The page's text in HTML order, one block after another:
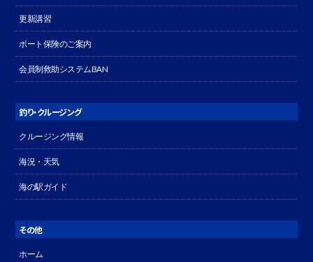
更新講習
ボート保険のご案内
会員制救助システムBAN
釣り・クルージング
クルージング情報
海況・天気
海の駅ガイド
その他
ホーム